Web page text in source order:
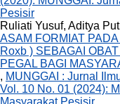
Pesisir
Ruliati Yusuf, Aditya
ASAM FORMIAT
Roxb ) SEBAGAI
PEGAL BAGI
, MUNGGAI : Jurnal
Vol. 10 No. 01 (2024):